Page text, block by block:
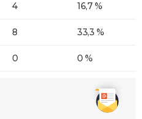
4 16,7 %
8 33,3 %
0 0 %